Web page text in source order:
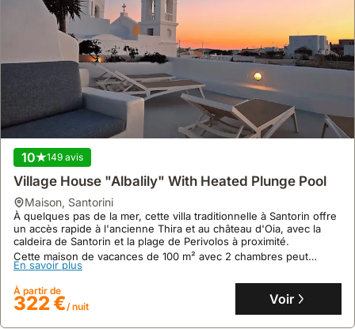
10 149 avis
Village House "Albalily" With Heated Plunge Pool
maison, Santorini
À quelques pas de la mer, cette villa traditionnelle à Santorin offre
un accès rapide à l'ancienne Thira et au château d'Oia, avec la
caldeira de Santorin et la plage de Perivolos à proximité.
Cette maison de vacances de 100 m² avec 2 chambres peut
accueillir jusqu'à 4 personnes et dispose d'une piscine privée,
d'une terrasse spacieuse et de la climatisation.
En savoir plus
À partir de
322 €/ nuit Voir